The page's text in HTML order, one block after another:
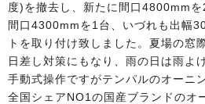
度)を撤去し、新たに間口4800mmを
間口4300mmを1台、いづれも出幅
トを取り付け致しました。夏場の窓
日差し対策にもなり、雨の日は雨よ
手動式操作ですがテンパルのオーニ
全国シェアNO1の国産ブランドのオ